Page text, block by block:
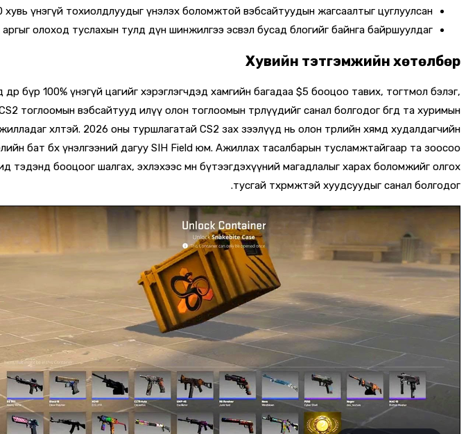
үнэгүй тохиолдлуудыг үнэлэх боломжтой вэбсайтуудын жагсаалтыг цуглуулсан.
аргыг олоход туслахын тулд дүн шинжилгээ эсвэл бусад блогийг байнга байршуулдаг.
Хувийн тэтгэмжийн хөтөлбөр
бүр 100% үнэгүй цагийг хэрэглэгчдэд хамгийн багадаа $5 бооцоо тавих, тогтмол бэлэг,
вэбсайтууд илүү олон тоглоомын төрлүүдийг санал болгодог бөгөөд та хуримын
хөлтэй. 2026 оны туршлагатай CS2 зах зээлүүд нь олон төрлийн хямд худалдагчийн
бат бөх үнэлгээний дагуу SIH Field юм. Ажиллах тасалбарын тусламжтайгаар та зоосоо
бооцоог шалгах, эхлэхээс өмнө бүтээгдэхүүний магадлалыг харах боломжийг олгох
тусгай төхөөрөмжтэй хуудсуудыг санал болгодог.